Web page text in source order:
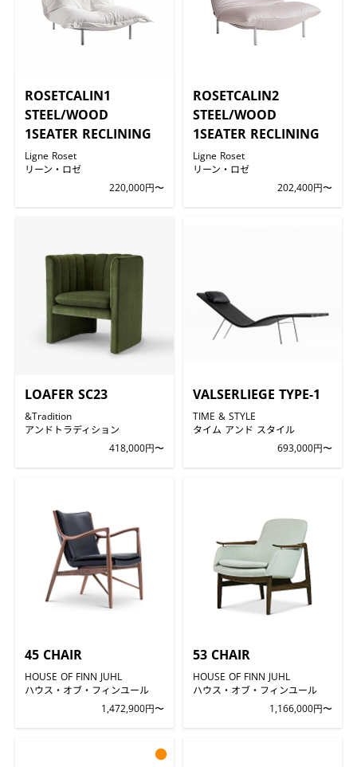
ROSETCALIN1
STEEL/WOOD
1SEATER RECLINING
Ligne Roset
リーン・ロゼ
220,000円〜
ROSETCALIN2
STEEL/WOOD
1SEATER RECLINING
Ligne Roset
リーン・ロゼ
202,400円〜
LOAFER SC23
&Tradition
アンドトラディション
418,000円〜
VALSERLIEGE TYPE-1
TIME & STYLE
タイム アンド スタイル
693,000円〜
45 CHAIR
HOUSE OF FINN JUHL
ハウス・オブ・フィンユール
1,472,900円〜
53 CHAIR
HOUSE OF FINN JUHL
ハウス・オブ・フィンユール
1,166,000円〜
●